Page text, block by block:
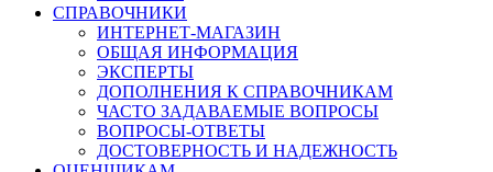
СПРАВОЧНИКИ
ИНТЕРНЕТ-МАГАЗИН
ОБЩАЯ ИНФОРМАЦИЯ
ЭКСПЕРТЫ
ДОПОЛНЕНИЯ К СПРАВОЧНИКАМ
ЧАСТО ЗАДАВАЕМЫЕ ВОПРОСЫ
ВОПРОСЫ-ОТВЕТЫ
ДОСТОВЕРНОСТЬ И НАДЕЖНОСТЬ